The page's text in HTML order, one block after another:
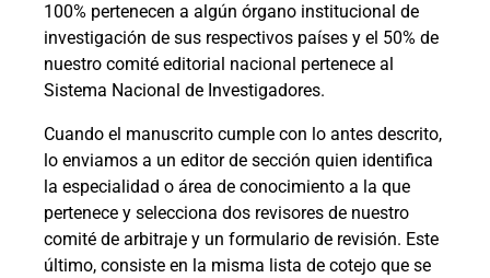
100% pertenecen a algún órgano institucional de
investigación de sus respectivos países y el 50% de
nuestro comité editorial nacional pertenece al
Sistema Nacional de Investigadores.
Cuando el manuscrito cumple con lo antes descrito,
lo enviamos a un editor de sección quien identifica
la especialidad o área de conocimiento a la que
pertenece y selecciona dos revisores de nuestro
comité de arbitraje y un formulario de revisión. Este
último, consiste en la misma lista de cotejo que se